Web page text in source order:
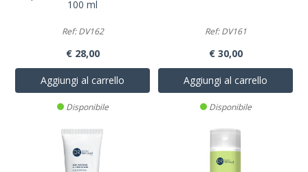
100 ml
Ref: DV162
€ 28,00
Aggiungi al carrello
Disponibile
Ref: DV161
€ 30,00
Aggiungi al carrello
Disponibile